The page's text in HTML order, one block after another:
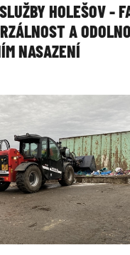
HOLEŠOV -
A
NASAZENÍ